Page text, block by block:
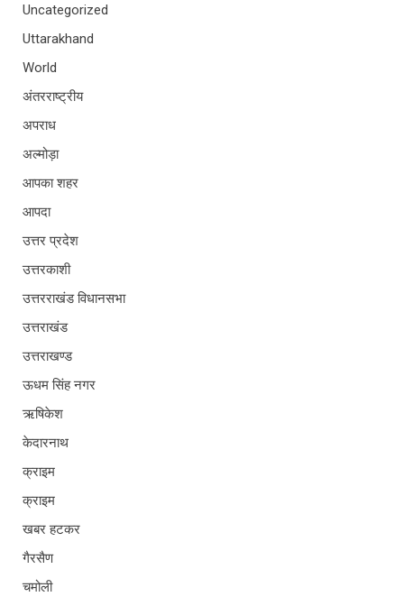
Uncategorized
Uttarakhand
World
अंतरराष्ट्रीय
अपराध
अल्मोड़ा
आपका शहर
आपदा
उत्तर प्रदेश
उत्तरकाशी
उत्तरराखंड विधानसभा
उत्तराखंड
उत्तराखण्ड
ऊधम सिंह नगर
ऋषिकेश
केदारनाथ
क्राइम
क्राइम
खबर हटकर
गैरसैण
चमोली